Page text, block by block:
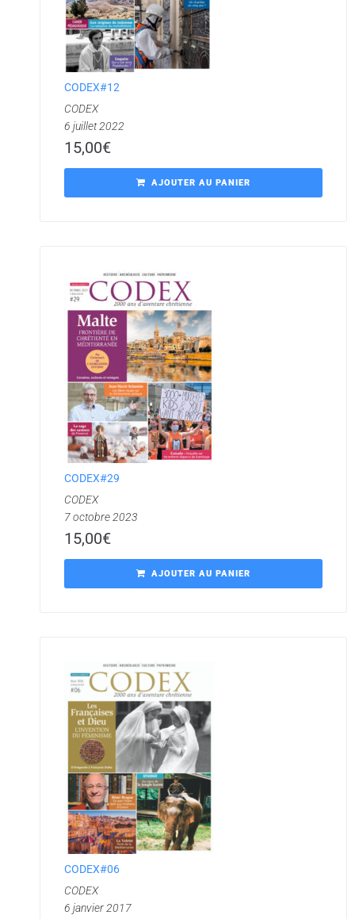
CODEX#12
CODEX
6 juillet 2022
15,00€
AJOUTER AU PANIER
CODEX#29
CODEX
7 octobre 2023
15,00€
AJOUTER AU PANIER
CODEX#06
CODEX
6 janvier 2017